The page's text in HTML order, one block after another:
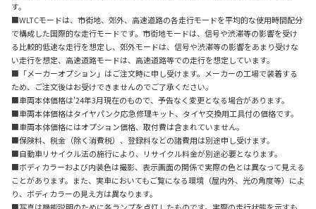
す。
■WLTCモードは、市街地、郊外、高速道路の各走行モードを平均的な使用時間配分
で構成した国際的な走行モードです。市街地モードは、信号や渋滞等の影響を受け
る比較的低速な走行を想定し、郊外モードは、信号や渋滞等の影響をあまり受けな
い走行を想定、高速道路モードは、高速道路等での走行を想定しています。
■「メーカーオプション」はご注文時に申し受けます。メーカーの工場で装着する
ため、ご注文後はお受けできませんのでご了承ください。
■車両本体価格は'24年3月現在のもので、予告なく変更となる場合があります。
■車両本体価格はタイヤパンク応急修理キット、タイヤ交換用工具付の価格です。
■車両本体価格にはオプション価格、取付費は含まれていません。
■保険料、税金（除く消費税）、登録料などの諸費用は別途申し受けます。
■自動車リサイクル法の施行により、リサイクル料金が別途必要となります。
■ボディカラーおよび内装色は撮影、表示画面の関係で実際の色とは異なって見える
ことがあります。また、実車においてもご覧になる環境（屋内外、光の角度等）によ
り、ボディカラーの見え方は異なります。